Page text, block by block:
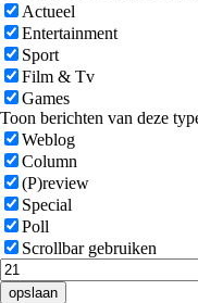
Actueel
Entertainment
Sport
Film & Tv
Games
Toon berichten van deze
Weblog
Column
(P)review
Special
Poll
Scrollbar gebruiken
opslaan